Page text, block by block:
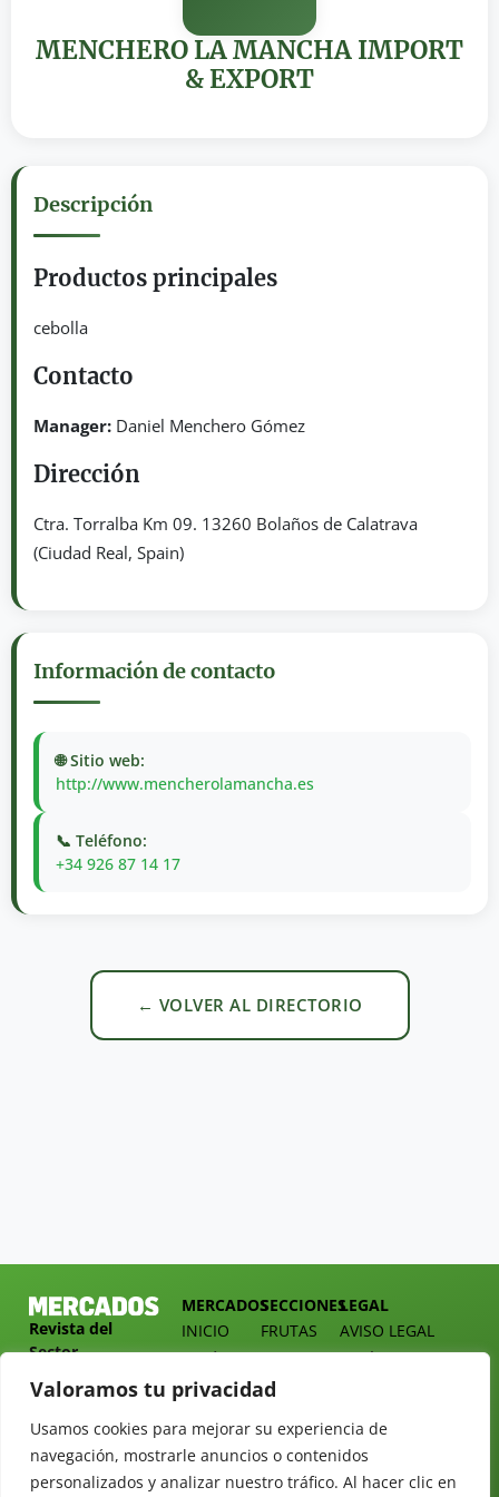
Valoramos tu privacidad
Usamos cookies para mejorar su experiencia de
navegación, mostrarle anuncios o contenidos
personalizados y analizar nuestro tráfico. Al hacer clic en
MENCHERO LA MANCHA IMPORT
& EXPORT
Descripción
Productos principales
cebolla
Contacto
Manager: Daniel Menchero Gómez
Dirección
Ctra. Torralba Km 09. 13260 Bolaños de Calatrava
(Ciudad Real, Spain)
Información de contacto
🌐 Sitio web:
http://www.mencherolamancha.es
📞 Teléfono:
+34 926 87 14 17
← VOLVER AL DIRECTORIO
Revista del
Sector
C/
Presidente
Cárdenas nº
10.
MERCADOS
INICIO
QUIÉNES
SOMOS
Y
TARIFAS
SECCIONES
FRUTAS
HORTALIZAS
EMPRESA
ALIMENTACIÓN
OPINIÓN
LEGAL
AVISO LEGAL
POLÍTICA DE